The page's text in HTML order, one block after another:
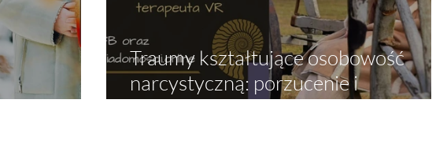
Traumy kształtujące osobowość
narcystyczną: porzucenie i